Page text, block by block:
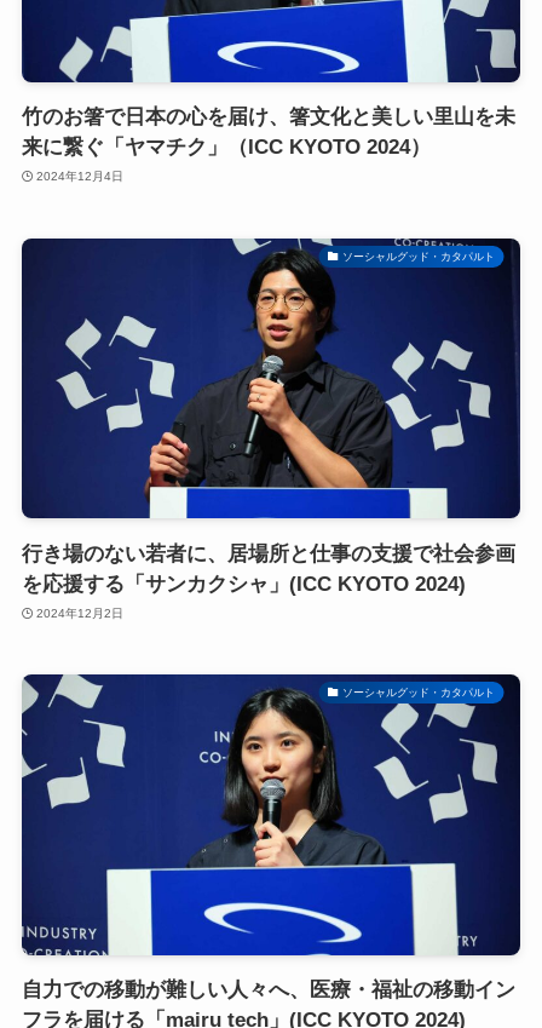
竹のお箸で日本の心を届け、箸文化と美しい里山を未
来に繋ぐ「ヤマチク」（ICC KYOTO 2024）
2024年12月4日
ソーシャルグッド・カタパルト
行き場のない若者に、居場所と仕事の支援で社会参画
を応援する「サンカクシャ」(ICC KYOTO 2024)
2024年12月2日
ソーシャルグッド・カタパルト
自力での移動が難しい人々へ、医療・福祉の移動イン
フラを届ける「mairu tech」(ICC KYOTO 2024)